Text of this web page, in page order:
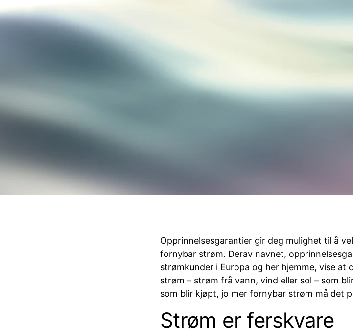
Opprinnelsesgarantier gir deg mulighet til å
fornybar strøm. Derav navnet,
strømkunder i Europa og her hjemme, vise
strøm – strøm frå vann, vind eller sol – som
som blir kjøpt, jo mer fornybar strøm må det
Strøm er ferskvare